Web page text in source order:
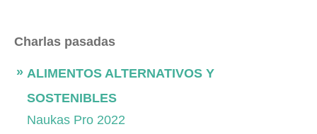
Charlas pasadas
ALIMENTOS ALTERNATIVOS Y
SOSTENIBLES
Naukas Pro 2022